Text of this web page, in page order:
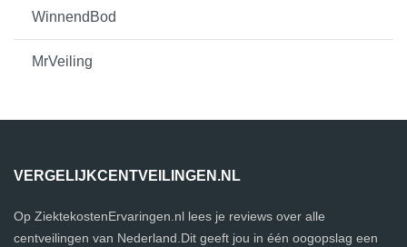
WinnendBod
MrVeiling
VERGELIJKCENTVEILINGEN.NL
Op ZiektekostenErvaringen.nl lees je reviews over alle
centveilingen van Nederland.Dit geeft jou in één oogopslag een